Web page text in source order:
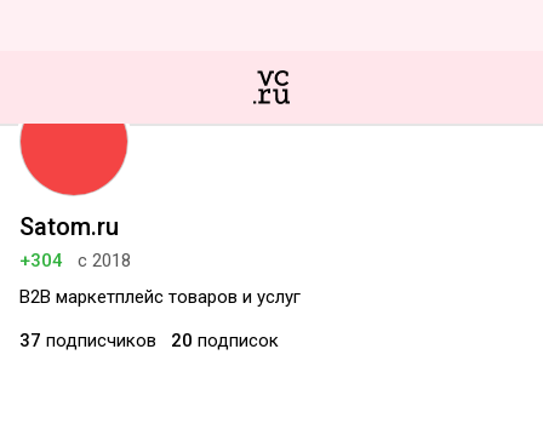
Satom.ru
+304
с 2018
В2В маркетплейс товаров и услуг
37 подписчиков 20 подписок